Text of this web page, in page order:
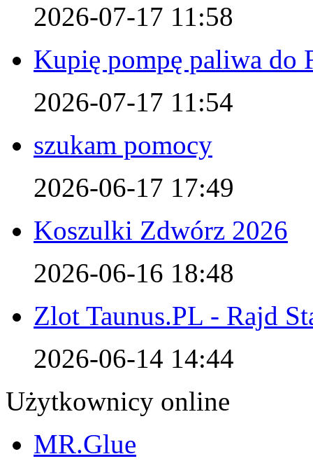
2026-07-17 11:58
Kupię pompę paliwa do
2026-07-17 11:54
szukam pomocy
2026-06-17 17:49
Koszulki Zdwórz 2026
2026-06-16 18:48
Zlot Taunus.PL - Rajd
2026-06-14 14:44
Użytkownicy online
MR.Glue